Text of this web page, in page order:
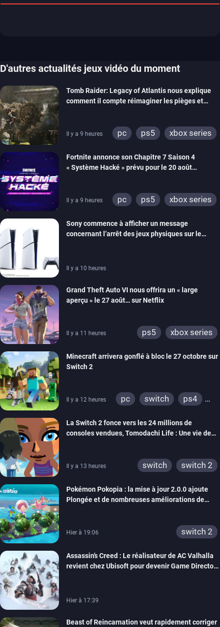
D'autres actualités jeux vidéo du moment
Tomb Raider: Legacy of Atlantis nous explique
comment il compte réimaginer les pièges et
Il y a 9 heures pc ps5
xbox series
Fortnite annonce son Chapitre 7 Saison 4
« Système Hacké » prévu pour le 20 août
Il y a 9 heures pc ps5
xbox series
ps4
xbox one
switch 2
Sony commence à afficher un message
concernant l’arrêt des jeux physiques sur le
Il y a 10 heures
Grand Theft Auto VI nous offrira un « large
aperçu » le 27 août… sur Netflix
Il y a 11 heures ps5 xbox series
Minecraft arrivera gonflé à bloc le 27 octobre sur
Switch 2
Il y a 12 heures pc switch
ps4
wiiu
3ds
ps3
xbox 360
switch 2
La Switch 2 fonce vers les 24 millions de
consoles vendues, Tomodachi Life : Une vie de
Il y a 13 heures switch switch 2
Pokémon Pokopia : la mise à jour 2.0.0 ajoute
Plongée et de nombreuses améliorations de
Hier à 19:06 switch 2
Assassin’s Creed : Le réalisateur de AC Valhalla
revient chez Ubisoft pour devenir Game Director
Hier à 17:39
Beast of Reincarnation veut rapidement corriger